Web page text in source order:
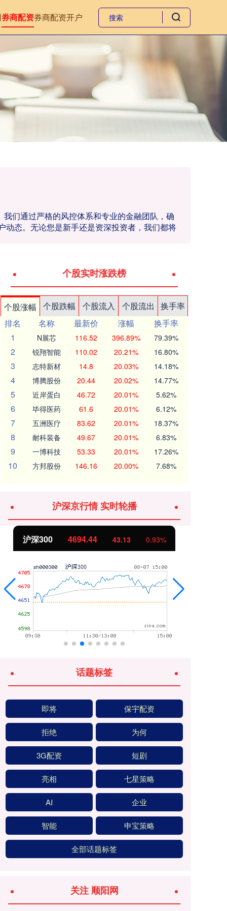
券商配资券商配资开户
们通过严格的风控体系和专业的金融团队，确
动态。无论您是新手还是资深投资者，我们都将
个股实时涨跌榜
个股涨幅 个股跌幅 个股流入 个股流出
换手率
排名
名称 最新价 涨幅
换手率
1
N展芯 116.52 396.89% 79.39%
2 锐翔智能 110.02 20.21% 16.80%
3 志特新材 14.8 20.03% 14.18%
4 博腾股份 20.44 20.02% 14.77%
5 近岸蛋白 46.72 20.01% 5.62%
6 毕得医药 61.6 20.01% 6.12%
7 五洲医疗 83.62 20.01% 18.37%
8 耐科装备 49.67 20.01% 6.83%
9 一博科技 53.33 20.01% 17.26%
10 方邦股份 146.16 20.00% 7.68%
沪深京行情 实时轮播
北证50 1134.24 11.37 1.01%
话题标签
即将 保宇配资
拒绝 为何
3G配资 短剧
亮相 七星策略
AI 企业
智能 申宝策略
全部话题标签
关注 顺阳网